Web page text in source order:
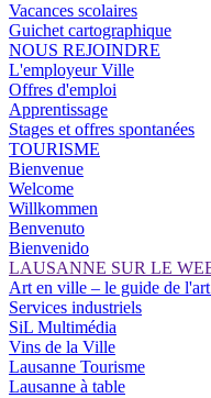
Vacances scolaires
Guichet cartographique
NOUS REJOINDRE
L'employeur Ville
Offres d'emploi
Apprentissage
Stages et offres spontanées
TOURISME
Bienvenue
Welcome
Willkommen
Benvenuto
Bienvenido
LAUSANNE SUR LE
Art en ville – le guide de
Services industriels
SiL Multimédia
Vins de la Ville
Lausanne Tourisme
Lausanne à table